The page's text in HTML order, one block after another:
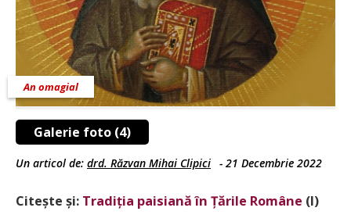
Galerie foto (4)
An omagial
Un articol de: drd. Răzvan Mihai Clipici - 21 Decembrie 2022
Citește și: Tradiția paisiană în Țările Române (I)